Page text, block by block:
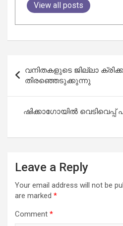
View all posts
navigation
വനിതകളുടെ ജില്ലാ
തിരഞ്ഞെടുക്കുന്നു
ഷിക്കാഗോയിൽ വെടിവെപ്പ്
Leave a Reply
Your email address will not be
are marked *
Comment *